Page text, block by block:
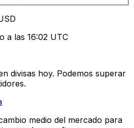
a las 16:02 UTC
divisas hoy. Podemos superar
medio del mercado para